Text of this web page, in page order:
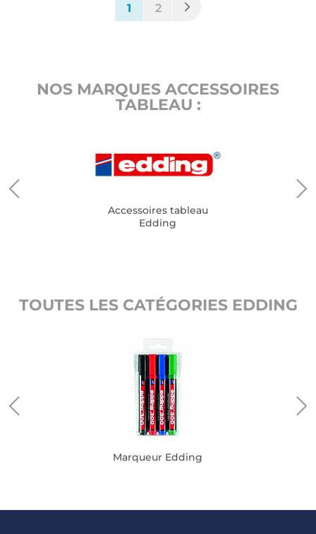
1 (current)
2
NOS MARQUES ACCESSOIRES
TABLEAU :
Accessoires tableau
Edding
TOUTES LES CATÉGORIES EDDING
Marqueur Edding